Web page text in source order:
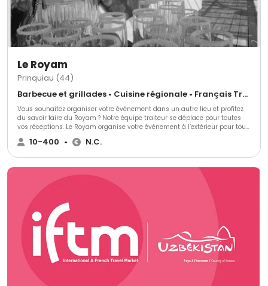
Le Royam
Prinquiau (44)
Barbecue et grillades • Cuisine régionale • Français Traditionnel
Vous souhaitez organiser votre événement dans un autre lieu et profitez
du savoir faire du Royam ? Notre équipe traiteur se déplace pour toutes
vos réceptions. Le Royam organise votre événement à l’extérieur pour tous
vos anniversaires, mariages, fêtes de famille, cocktails d’entreprises,
concerts, salon d’exposants, cocktail dinatoire pour inauguration.
10-400 • N.C.